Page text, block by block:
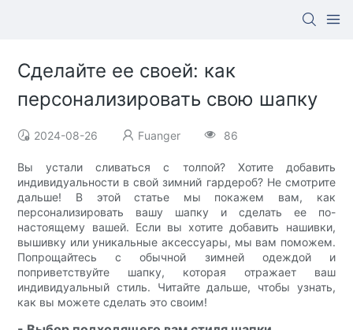
Сделайте ее своей: как
персонализировать свою шапку
2024-08-26 Fuanger 86
Вы устали сливаться с толпой? Хотите добавить
индивидуальности в свой зимний гардероб? Не смотрите
дальше! В этой статье мы покажем вам, как
персонализировать вашу шапку и сделать ее по-
настоящему вашей. Если вы хотите добавить нашивки,
вышивку или уникальные аксессуары, мы вам поможем.
Попрощайтесь с обычной зимней одеждой и
поприветствуйте шапку, которая отражает ваш
индивидуальный стиль. Читайте дальше, чтобы узнать,
как вы можете сделать это своим!